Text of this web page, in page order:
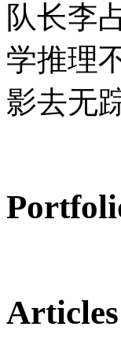
队长李
学推理
影去无